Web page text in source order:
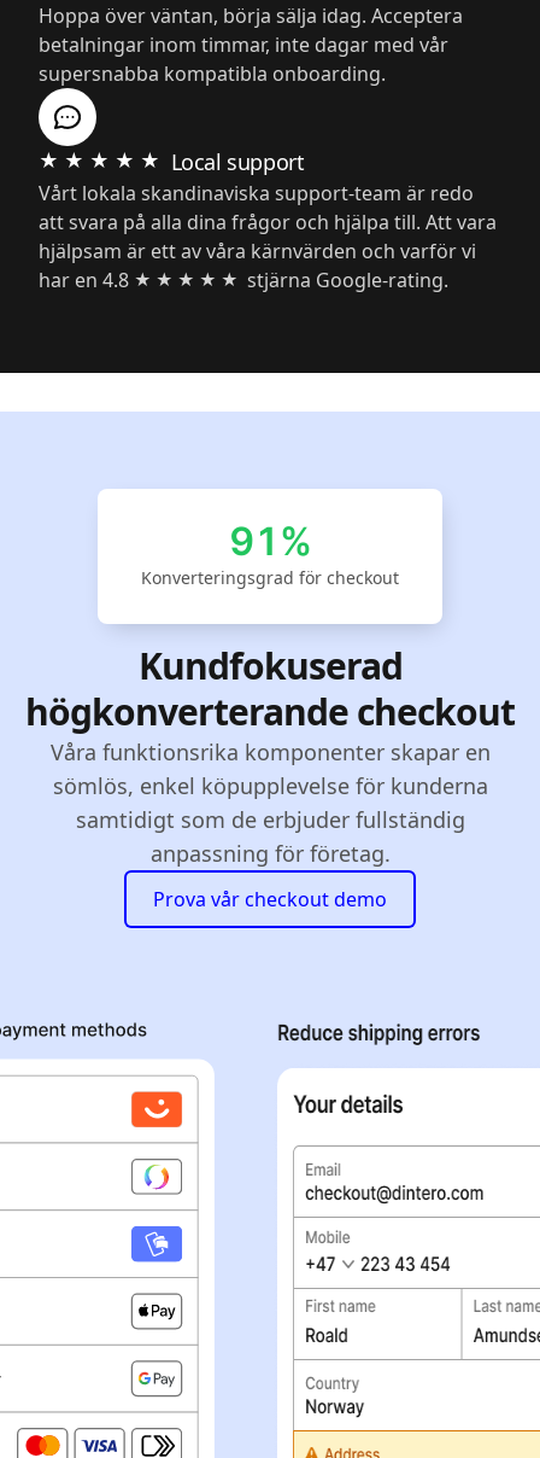
Hoppa över väntan, börja sälja idag. Acceptera
betalningar inom timmar, inte dagar med vår
supersnabba kompatibla onboarding.
★★★★★ Local support
Vårt lokala skandinaviska support-team är redo
att svara på alla dina frågor och hjälpa till. Att vara
hjälpsam är ett av våra kärnvärden och varför vi
har en 4.8 ★★★★★ stjärna Google-rating.
91%
Konverteringsgrad för checkout
Kundfokuserad
högkonverterande checkout
Våra funktionsrika komponenter skapar en
sömlös, enkel köpupplevelse för kunderna
samtidigt som de erbjuder fullständig
anpassning för företag.
Prova vår checkout demo